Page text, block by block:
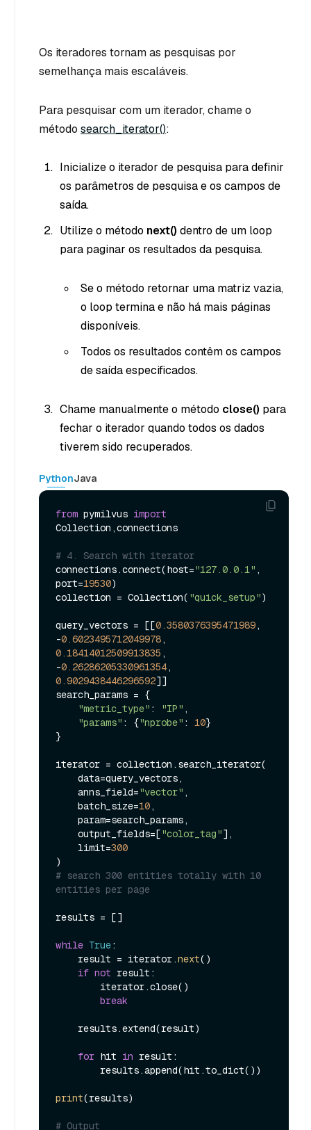
Os iteradores tornam as pesquisas por
semelhança mais escaláveis.
Para pesquisar com um iterador, chame o
método search_iterator():
Inicialize o iterador de pesquisa para definir
os parâmetros de pesquisa e os campos de
saída.
Utilize o método next() dentro de um loop
para paginar os resultados da pesquisa.
Se o método retornar uma matriz vazia,
o loop termina e não há mais páginas
disponíveis.
Todos os resultados contêm os campos
de saída especificados.
Chame manualmente o método close() para
fechar o iterador quando todos os dados
tiverem sido recuperados.
PythonJava
from pymilvus import
Collection,connections
# 4. Search with iterator
connections.connect(host="127.0.0.1" ,
port=19530)
collection = Collection( "quick_setup")
query_vectors = [[0.3580376395471989,
-0.6023495712049978
0.18414012509913835 ,
-0.26286205330961354
0.9029438446296592]]
search_params = {
"metric_type" : "IP" ,
"params" : {"nprobe" : 10}
}
iterator = collection.search_iterator(
    anns_field=
"vector" ,
    batch_size=
10,
    output_fields=[
"color_tag"],
    limit=
300
# search 300 entities totally with 10
entities per page
results = []
while True:
    result = iterator.
next()
if not result:
break
for hit in result:
print(results)
# Output